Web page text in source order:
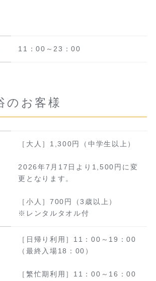
11：00～23：00
のお客様
［大人］1,300円（中学生以上）
2026年7月17日より1,500円に変
更となります。
［小人］700円（3歳以上）
※レンタルタオル付
［日帰り利用］11：00～19：00
（最終入場18：00）
［繁忙期利用］11：00～16：00